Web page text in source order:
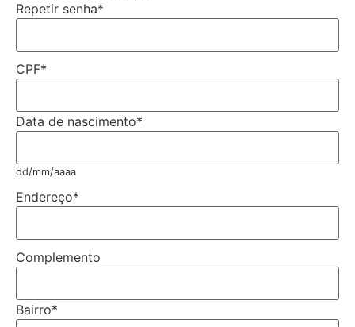
Repetir senha*
CPF*
Data de nascimento*
dd/mm/aaaa
Endereço*
Complemento
Bairro*